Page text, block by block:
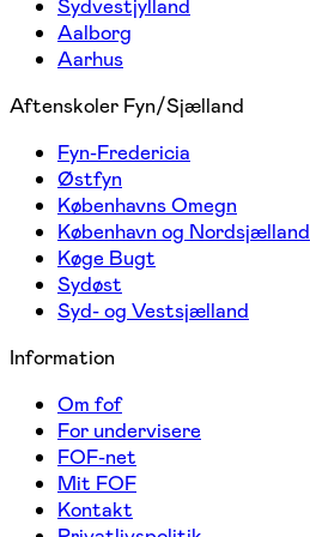
Sydvestjylland
Aalborg
Aarhus
Aftenskoler Fyn/Sjælland
Fyn-Fredericia
Østfyn
Københavns Omegn
København og Nordsjælland
Køge Bugt
Sydøst
Syd- og Vestsjælland
Information
Om fof
For undervisere
FOF-net
Mit FOF
Kontakt